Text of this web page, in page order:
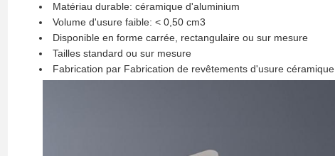
Matériau durable: céramique d'aluminium
Volume d'usure faible: < 0,50 cm3
Disponible en forme carrée, rectangulaire ou sur mesure
Tailles standard ou sur mesure
Fabrication par Fabrication de revêtements d'usure céramique